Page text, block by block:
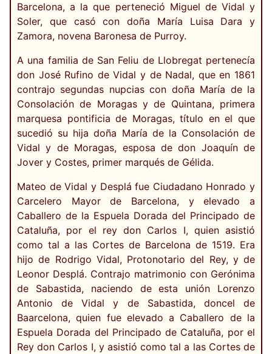
Barcelona, a la que perteneció Miguel de Vidal y
Soler, que casó con doña María Luisa Dara y
Zamora, novena Baronesa de Purroy.
A una familia de San Feliu de Llobregat pertenecía
don José Rufino de Vidal y de Nadal, que en 1861
contrajo segundas nupcias con doña María de la
Consolación de Moragas y de Quintana, primera
marquesa pontificia de Moragas, título en el que
sucedió su hija doña María de la Consolación de
Vidal y de Moragas, esposa de don Joaquín de
Jover y Costes, primer marqués de Gélida.
Mateo de Vidal y Desplá fue Ciudadano Honrado y
Carcelero Mayor de Barcelona, y elevado a
Caballero de la Espuela Dorada del Principado de
Cataluña, por el rey don Carlos I, quien asistió
como tal a las Cortes de Barcelona de 1519. Era
hijo de Rodrigo Vidal, Protonotario del Rey, y de
Leonor Desplá. Contrajo matrimonio con Gerónima
de Sabastida, naciendo de esta unión Lorenzo
Antonio de Vidal y de Sabastida, doncel de
Baarcelona, quien fue elevado a Caballero de la
Espuela Dorada del Principado de Cataluña, por el
Rey don Carlos I, y asistió como tal a las Cortes de